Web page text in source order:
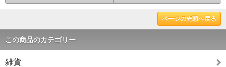
ページの先頭へ戻る
この商品のカテゴリー
雑貨